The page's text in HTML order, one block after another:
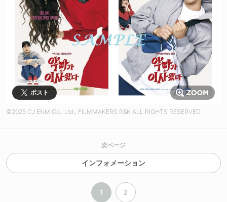
ポスト
©2025 CJ ENM Co., Ltd., FILMMAKERS R&K ALL RIGHTS RESERVED
次ページ
インフォメーション
1 2